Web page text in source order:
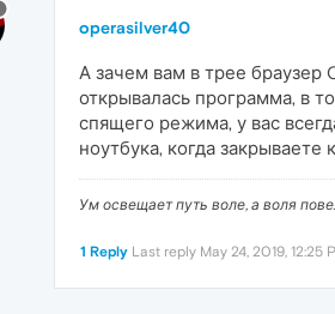
operasilver40
А зачем вам в трее браузер
открывалась программа, в
спящего режима, у вас
ноутбука, когда
Ум освещает путь воле, а воля
1 Reply Last reply May 24, 2019, 12:25